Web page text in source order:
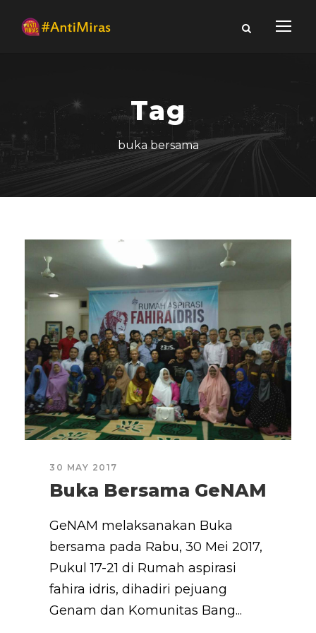
Tag
buka bersama
30 MAY 2017
Buka Bersama GeNAM
GeNAM melaksanakan Buka
bersama pada Rabu, 30 Mei 2017,
Pukul 17-21 di Rumah aspirasi
fahira idris, dihadiri pejuang
Genam dan Komunitas Bang...